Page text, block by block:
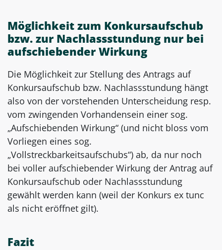
Möglichkeit zum Konkursaufschub
bzw. zur Nachlassstundung nur bei
aufschiebender Wirkung
Die Möglichkeit zur Stellung des Antrags auf
Konkursaufschub bzw. Nachlassstundung hängt
also von der vorstehenden Unterscheidung resp.
vom zwingenden Vorhandensein einer sog.
„Aufschiebenden Wirkung“ (und nicht bloss vom
Vorliegen eines sog.
„Vollstreckbarkeitsaufschubs“) ab, da nur noch
bei voller aufschiebender Wirkung der Antrag auf
Konkursaufschub oder Nachlassstundung
gewählt werden kann (weil der Konkurs ex tunc
als nicht eröffnet gilt).
Fazit